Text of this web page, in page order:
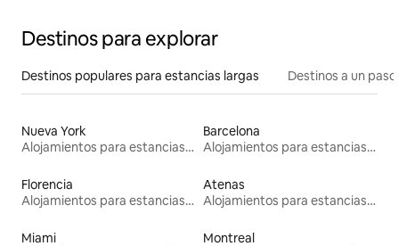
Destinos para explorar
Destinos populares para estancias largas Destinos a un
Nueva York
Alojamientos para estancias largas
Barcelona
Alojamientos para estancias largas
Florencia
Alojamientos para estancias largas
Atenas
Alojamientos para estancias largas
Miami
Montreal